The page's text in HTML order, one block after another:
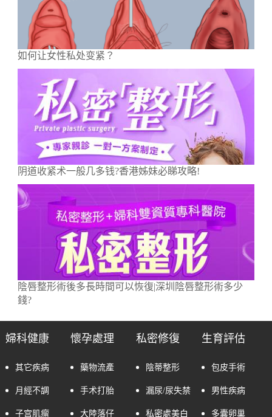
如何让女性私处变紧？
阴道收紧术一般几多钱?香港姊妹必睇攻略!
陰唇整形術後多長時間可以恢復|深圳陰唇整形術多少
錢?
婦科健康
其它疾病
月經不調
子宫肌瘤
懷孕處理
藥物流產
手术打胎
大陸落仔
私密修復
陰蒂整形
漏尿/尿失禁
私密處美白
生育評估
包皮手術
男性疾病
多囊卵巢